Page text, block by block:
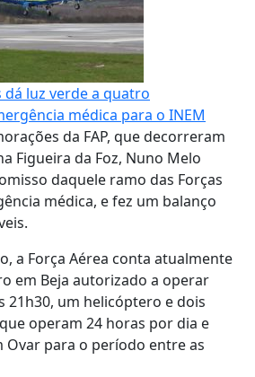
dá luz verde a quatro
médica para o INEM
da FAP, que decorreram
Figueira da Foz, Nuno Melo
daquele ramo das Forças
médica, e fez um balanço
a Força Aérea conta atualmente
em Beja autorizado a operar
21h30, um helicóptero e dois
operam 24 horas por dia e
Ovar para o período entre as